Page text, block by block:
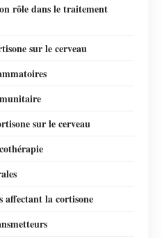
rôle dans le traitement
sur le cerveau
sur le cerveau
affectant la cortisone